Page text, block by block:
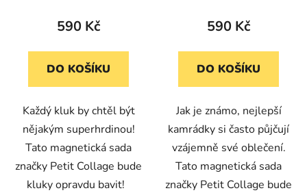
590 Kč
DO KOŠÍKU
Každý kluk by chtěl být
nějakým superhrdinou!
Tato magnetická sada
značky Petit Collage bude
kluky opravdu bavit!
590 Kč
DO KOŠÍKU
Jak je známo, nejlepší
kamrádky si často půjčují
vzájemně své oblečení.
Tato magnetická sada
značky Petit Collage bude